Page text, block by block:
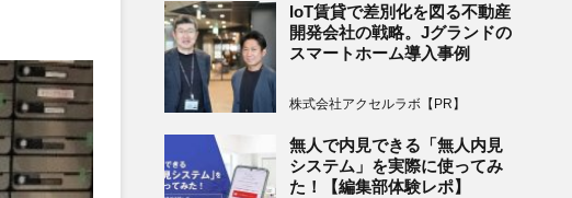
IoT賃貸で差別化を図る不動産
開発会社の戦略。Jグランドの
スマートホーム導入事例
株式会社アクセルラボ【PR】
無人で内見できる「無人内見
システム」を実際に使ってみ
た！【編集部体験レポ】